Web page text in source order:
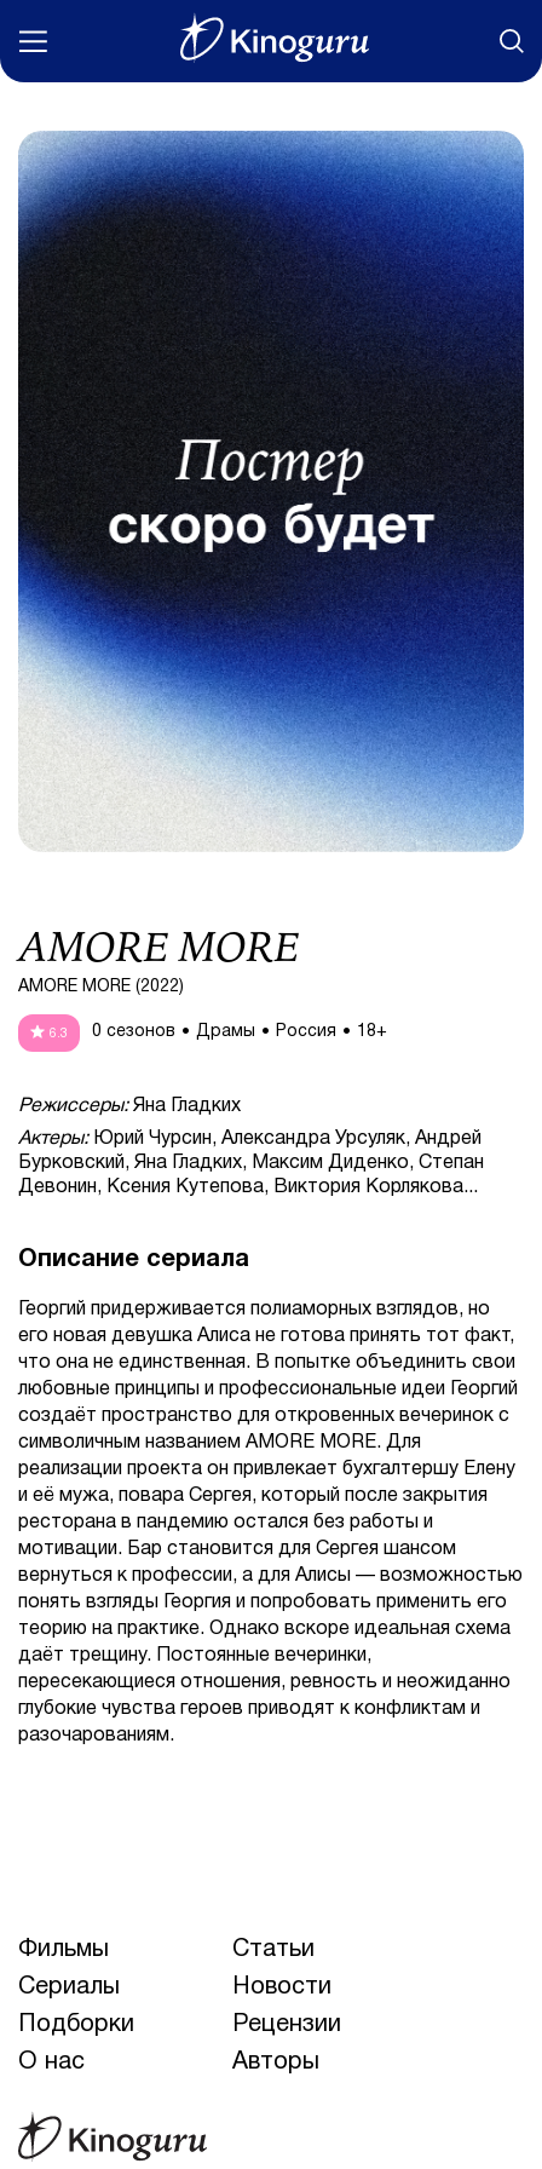
Фильмы
Статьи
Сериалы
Новости
Подборки
Рецензии
О нас
Авторы
AMORE MORE
AMORE MORE (2022)
6.3 0 сезонов Драмы Россия 18+
Режиссеры:Яна Гладких
Актеры:Юрий Чурсин, Александра Урсуляк, Андрей
Бурковский, Яна Гладких, Максим Диденко, Степан
Девонин, Ксения Кутепова, Виктория Корлякова...
Описание сериала
Георгий придерживается полиаморных взглядов, но
его новая девушка Алиса не готова принять тот факт,
что она не единственная. В попытке объединить свои
любовные принципы и профессиональные идеи Георгий
создаёт пространство для откровенных вечеринок с
символичным названием AMORE MORE. Для
реализации проекта он привлекает бухгалтершу Елену
и её мужа, повара Сергея, который после закрытия
ресторана в пандемию остался без работы и
мотивации. Бар становится для Сергея шансом
вернуться к профессии, а для Алисы — возможностью
понять взгляды Георгия и попробовать применить его
теорию на практике. Однако вскоре идеальная схема
даёт трещину. Постоянные вечеринки,
пересекающиеся отношения, ревность и неожиданно
глубокие чувства героев приводят к конфликтам и
разочарованиям.
Фильмы
Статьи
Сериалы
Новости
Подборки
Рецензии
О нас
Авторы